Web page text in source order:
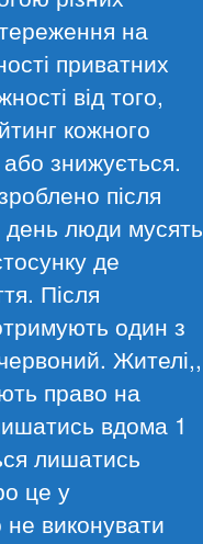
на
приватних
від того,
кожного
знижується.
після
день люди мусять
де
Після
один з
Жителі,,
право на
вдома 1
лишатись
це у
виконувати